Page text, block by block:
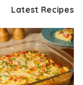
Latest Recipes